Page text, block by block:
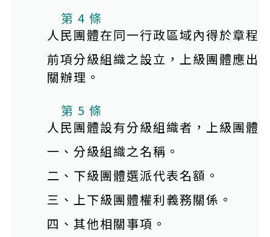
第 4 條
人民團體在同一行政區域內得於章程
前項分級組織之設立，上級團體應出
關辦理。
第 5 條
人民團體設有分級組織者，上級團體
一、分級組織之名稱。
二、下級團體選派代表名額。
三、上下級團體權利義務關係。
四、其他相關事項。